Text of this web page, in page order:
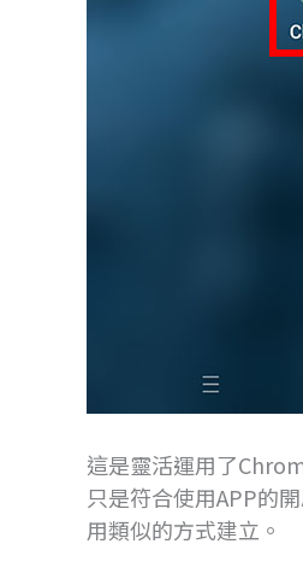
這是靈活運用了
只是符合使用APP的
用類似的方式建立。